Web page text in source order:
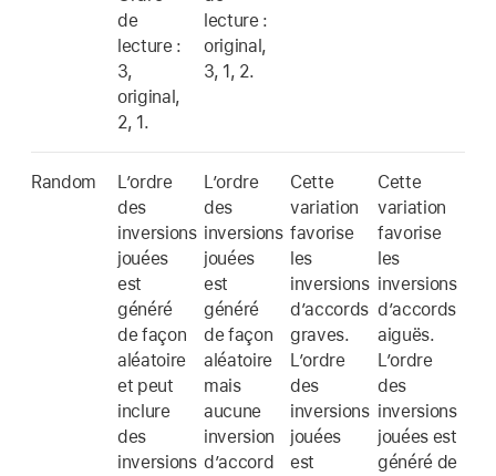
de
lecture :
3,
original,
2, 1.
lecture :
original,
3, 1, 2.
Random
L’ordre
des
inversions
jouées
est
généré
de façon
aléatoire
et peut
inclure
des
inversions
L’ordre
des
inversions
jouées
est
généré
de façon
aléatoire
mais
aucune
inversion
d’accord
Cette
variation
favorise
les
inversions
d’accords
graves.
L’ordre
des
inversions
jouées
est
Cette
variation
favorise
les
inversions
d’accords
aiguës.
L’ordre
des
inversions
jouées est
généré de